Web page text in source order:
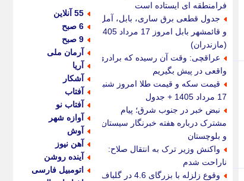
فرامنطقه ای ایستاده است
جدول قطعی برق ساری، بابل، آمل
و قائمشهر بابل امروز 17 مرداد 1405
(مازندران)
عراقچی: وقت آن رسیده که برادری
واقعی در پیش بگیریم
قیمت سکه و قیمت طلا امروز شنبه
17 مرداد 1405 + جدول
نبض خبر در جنوب شرق؛ پیام
مشترک درباره هفته خبرنگار سیستان
و بلوچستان
واکنش وزیر ترک به انتقال صلاح:
ناراحت شدم
وقوع زلزله با بزرگای 4.6 در گلباف
55 آنلاین
6 صبح
9 صبح
آرمان ملی
آریا
آشکار
آفتاب
آفتاب نو
آوازه شهر
آوش
آهن نیوز
آینده روشن
اتومبیل فارسی